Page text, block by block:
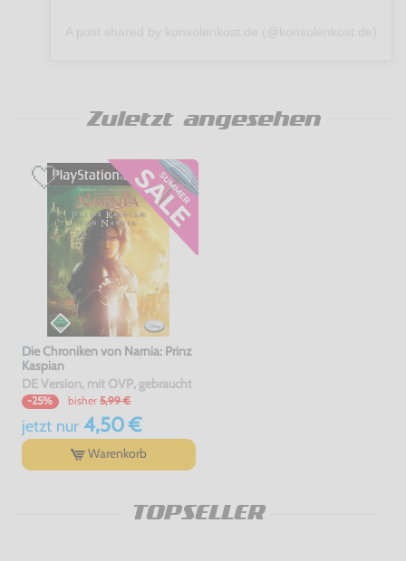
Zuletzt angesehen
Die Chroniken von Narnia: Prinz
Kaspian
DE Version, mit OVP, gebraucht
-25% bisher 5,99 €
jetzt nur4,50 €
Warenkorb
TOPSELLER